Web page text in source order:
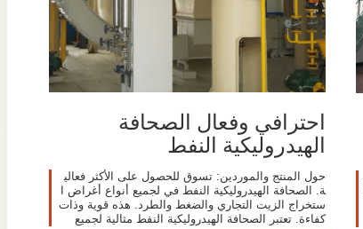
احترافي وفعال الصحافة
الهيدروليكية النفط
حول المنتج والموردين: تسوق للحصول على الأكثر فعالي
ة. الصحافة الهيدروليكية النفط في لجميع أنواع أغراض ا
ستخراج الزيت التجاري والضغط والطرد. هذه قوية وذات
كفاءة. تعتبر الصحافة الهيدروليكية النفط مثالية لجميع